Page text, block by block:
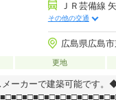
ＪＲ芸備線
その他の交通
広島県広島
更地
ーカーで建築可能です。